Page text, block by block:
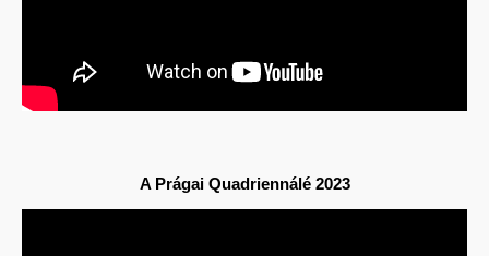
A Prágai Quadriennálé 2023